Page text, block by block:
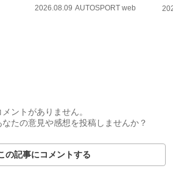
2026.08.09 AUTOSPORT web
ントがありません。
たの意見や感想を投稿しませんか？
の記事にコメントする